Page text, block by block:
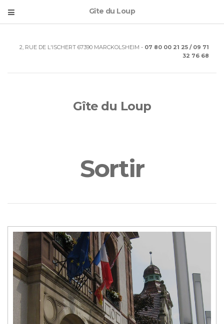
Gîte du Loup
2, RUE DE L'ISCHERT 67390 MARCKOLSHEIM - 07 80 00 21 25 / 09 71
32 76 68
Gîte du Loup
Sortir